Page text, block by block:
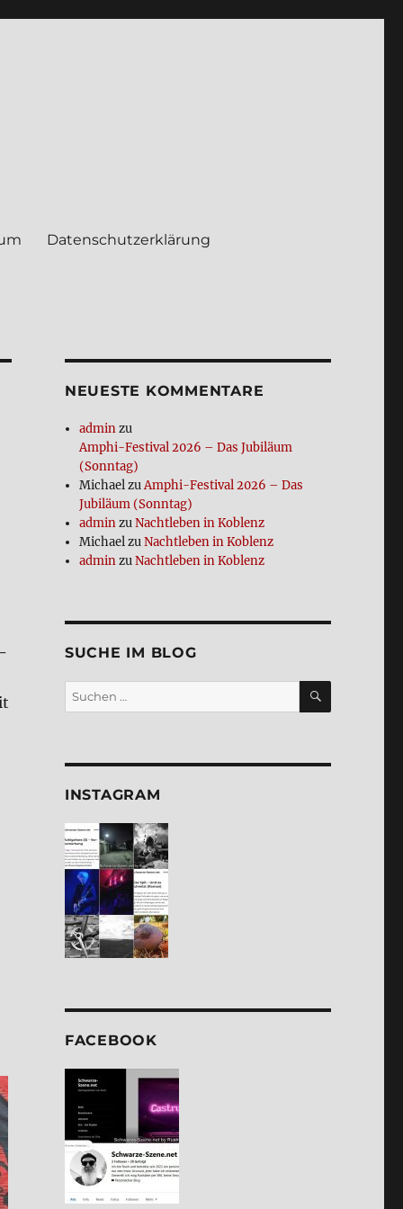
Daten­schutz­er­klä­rung
NEUE­STE KOM­MEN­TA­RE
adminzu
Amphi-Festi­val 2026 – Das Jubi­lä­um
(Sonn­tag)
MichaelzuAmphi-Festi­val 2026 – Das
Jubi­lä­um (Sonn­tag)
adminzuNacht­le­ben in Koblenz
MichaelzuNacht­le­ben in Koblenz
adminzuNacht­le­ben in Koblenz
SUCHE IM BLOG
Suchen
nach:
SUCHEN
INSTA­GRAM
FACE­BOOK